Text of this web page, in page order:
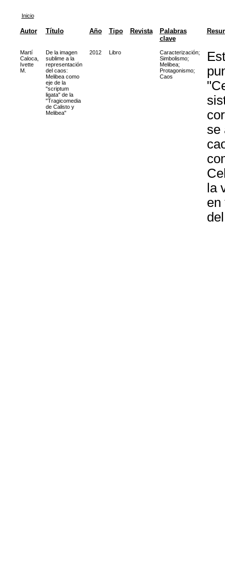
Inicio
Autor Título Año Tipo Revista
Palabras
clave
Martí
Caloca,
Ivette
M.
De la imagen
sublime a la
representación
del caos:
Melibea como
eje de la
"scriptum
ligata" de la
"Tragicomedia
de Calisto y
Melibea"
2012 Libro Caracterización;
Simbolismo;
Melibea;
Protagonismo;
Caos
se
la
en